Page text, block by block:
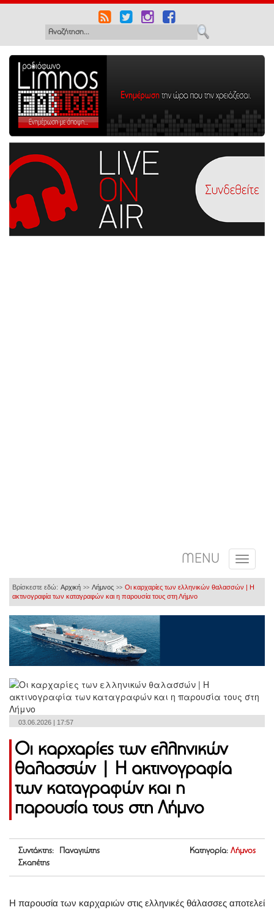
MENU
Βρίσκεστε εδώ: Αρχική >> Λήμνος >> Οι καρχαρίες των ελληνικών θαλασσών | Η
ακτινογραφία των καταγραφών και η παρουσία τους στη Λήμνο
03.06.2026 | 17:57
Οι καρχαρίες των ελληνικών
θαλασσών | Η ακτινογραφία
των καταγραφών και η
παρουσία τους στη Λήμνο
Συντάκτης: Παναγιώτης
Σκαπέτης
Κατηγορία: Λήμνος
Η παρουσία των καρχαριών στις ελληνικές θάλασσες αποτελεί